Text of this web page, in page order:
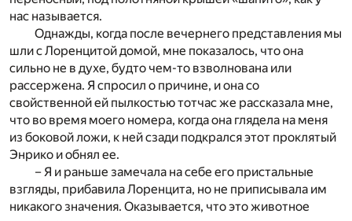
нас называется.
Однажды, когда после вечернего представления мы
шли с Лоренцитой домой, мне показалось, что она
сильно не в духе, будто чем-то взволнована или
рассержена. Я спросил о причине, и она со
свойственной ей пылкостью тотчас же рассказала мне,
что во время моего номера, когда она глядела на меня
из боковой ложи, к ней сзади подкрался этот проклятый
Энрико и обнял ее.
– Я и раньше замечала на себе его пристальные
взгляды, прибавила Лоренцита, но не приписывала им
никакого значения. Оказывается, что это животное